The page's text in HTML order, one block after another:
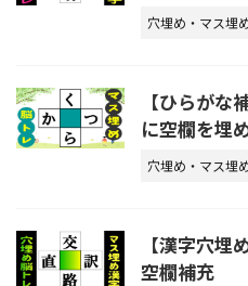
穴埋め・マス埋
【ひらがな
に空欄を埋
穴埋め・マス埋
【漢字穴埋
空欄補充